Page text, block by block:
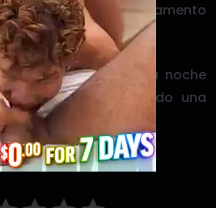
y salió del departamento
trabajando.
coincidido con él la noche
mi pololo había sido una
casualidad.
este relato?